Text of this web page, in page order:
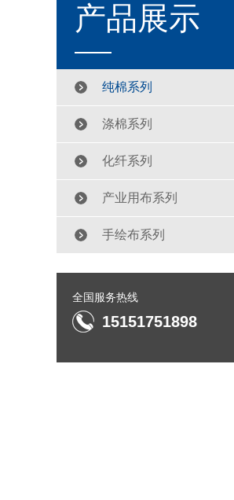
产品展示
纯棉系列
涤棉系列
化纤系列
产业用布系列
手绘布系列
全国服务热线
15151751898